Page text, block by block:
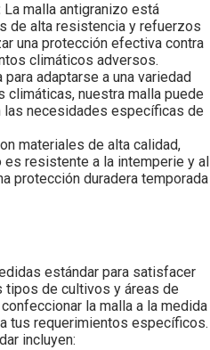
La malla antigranizo está
de alta resistencia y refuerzos
una protección efectiva contra
climáticos adversos.
para adaptarse a una variedad
nuestra malla puede
las necesidades específicas de
materiales de alta calidad,
resistente a la intemperie y al
protección duradera temporada
estándar para satisfacer
de cultivos y áreas de
la malla a la medida
tus requerimientos específicos.
incluyen: